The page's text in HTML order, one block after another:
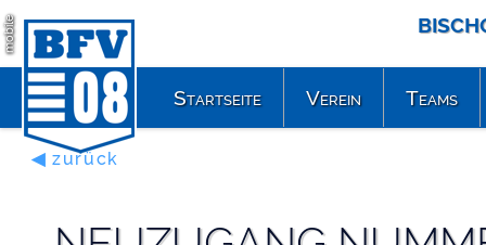
mobile
◀ zurück
Startseite Verein Teams